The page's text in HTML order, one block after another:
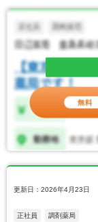
更新日：2026年4月23日
正社員 調剤薬局